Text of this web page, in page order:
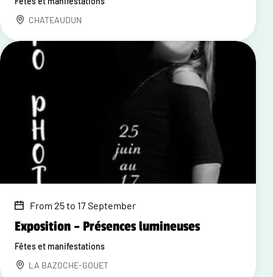
CHATEAUDUN
From 25 to 17 September
Exposition – Présences lumineuses
Fêtes et manifestations
LA BAZOCHE-GOUET